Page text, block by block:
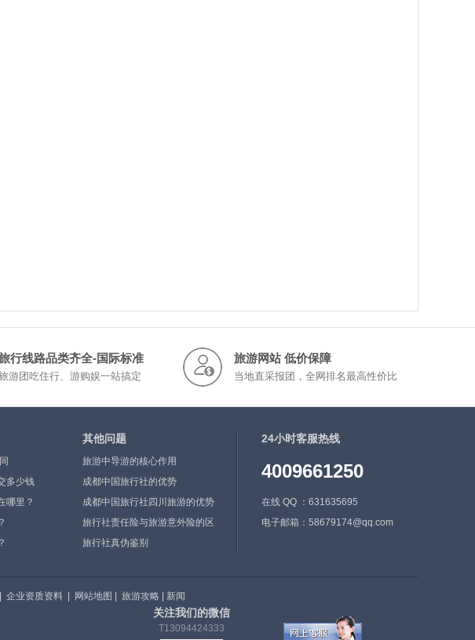
行线路品类齐全-国际标准
游团吃住行、游购娱一站搞定
旅游网站 低价保障
当地直采报团，全网排名最高性价比
多少钱
哪里？
其他问题
旅游中导游的核心作用
成都中国旅行社的优势
成都中国旅行社四川旅游的优势
旅行社责任险与旅游意外险的区
别
旅行社真伪鉴别
24小时客服热线
4009661250
在线 QQ ：631635695
电子邮箱：58679174@qq.com
关注我们的微信
T13094424333
企业资质资料 网站地图 旅游攻略 新闻